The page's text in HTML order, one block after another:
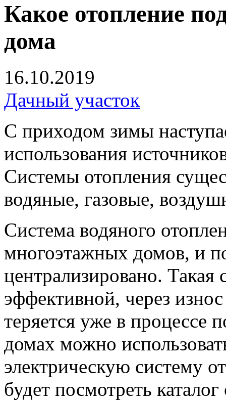
Какое отопление
дома
16.10.2019
Дачный участок
С приходом зимы
использования
Системы отопления
водяные, газовые,
Система водяного
многоэтажных домов, и
централизировано. Такая
эффективной, через
теряется уже в процессе
домах можно
электрическую систему
будет посмотреть